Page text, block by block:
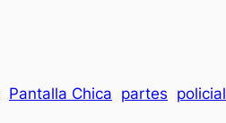
Pantalla Chica partes policial